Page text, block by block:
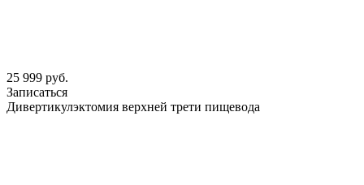
25 999 руб.
Записаться
Дивертикулэктомия верхней трети пищевода